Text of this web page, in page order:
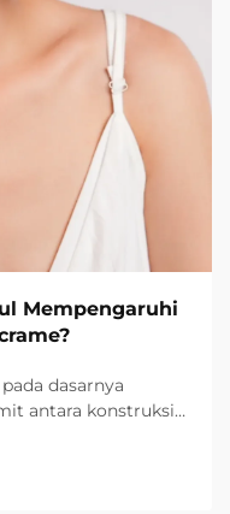
Mempengaruhi
dasarnya
antara konstruksi
tersebut tahan